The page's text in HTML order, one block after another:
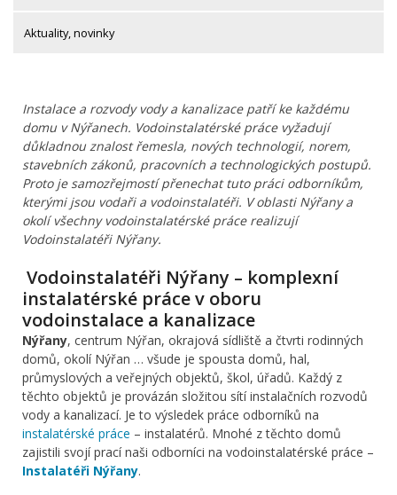
Aktuality, novinky
Instalace a rozvody vody a kanalizace patří ke každému
domu v Nýřanech. Vodoinstalatérské práce vyžadují
důkladnou znalost řemesla, nových technologií, norem,
stavebních zákonů, pracovních a technologických postupů.
Proto je samozřejmostí přenechat tuto práci odborníkům,
kterými jsou vodaři a vodoinstalatéři. V oblasti Nýřany a
okolí všechny vodoinstalatérské práce realizují
Vodoinstalatéři Nýřany.
Vodoinstalatéři Nýřany – komplexní
instalatérské práce v oboru
vodoinstalace a kanalizace
Nýřany, centrum Nýřan, okrajová sídliště a čtvrti rodinných
domů, okolí Nýřan … všude je spousta domů, hal,
průmyslových a veřejných objektů, škol, úřadů. Každý z
těchto objektů je provázán složitou sítí instalačních rozvodů
vody a kanalizací. Je to výsledek práce odborníků na
instalatérské práce – instalatérů. Mnohé z těchto domů
zajistili svojí prací naši odborníci na vodoinstalatérské práce –
Instalatéři Nýřany.